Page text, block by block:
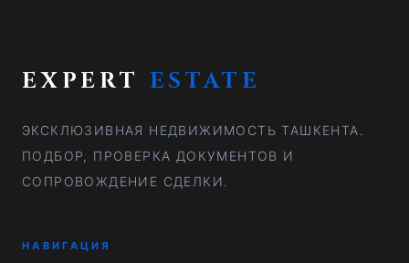
EXPERT ESTATE
ЭКСКЛЮЗИВНАЯ НЕДВИЖИМОСТЬ ТАШКЕНТА.
ПОДБОР, ПРОВЕРКА ДОКУМЕНТОВ И
СОПРОВОЖДЕНИЕ СДЕЛКИ.
НАВИГАЦИЯ